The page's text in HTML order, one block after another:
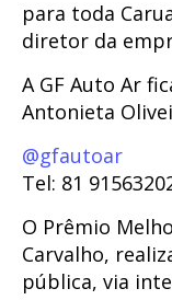
para toda
diretor da
A GF Auto Ar
Antonieta
@gfautoar
Tel: 81
O Prêmio
Carvalho,
pública, via